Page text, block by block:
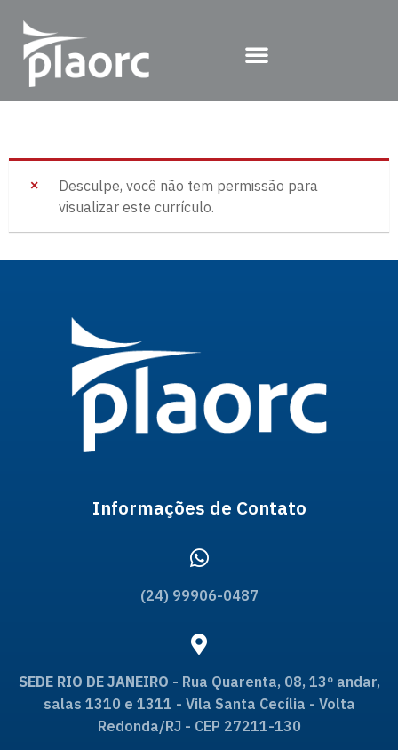
Desculpe, você não tem permissão para
visualizar este currículo.
Informações de Contato
(24) 99906-0487
SEDE RIO DE JANEIRO - Rua Quarenta, 08, 13º andar,
salas 1310 e 1311 - Vila Santa Cecília - Volta
Redonda/RJ - CEP 27211-130